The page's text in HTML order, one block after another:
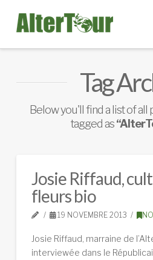
Tag
Below you'll find a list of all
tagged as
Josie Riffaud,
fleurs bio
19 NOVEMBRE 2013
Josie Riffaud, marraine de
interviewée dans le